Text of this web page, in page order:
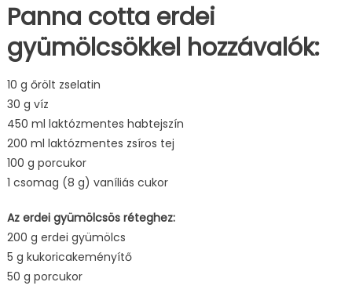
Panna cotta erdei
gyümölcsökkel hozzávalók:
10 g őrölt zselatin
30 g víz
450 ml laktózmentes habtejszín
200 ml laktózmentes zsíros tej
100 g porcukor
1 csomag (8 g) vaníliás cukor
Az erdei gyümölcsös réteghez:
200 g erdei gyümölcs
5 g kukoricakeményítő
50 g porcukor